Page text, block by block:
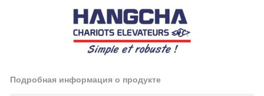
Подробная информация о продукте